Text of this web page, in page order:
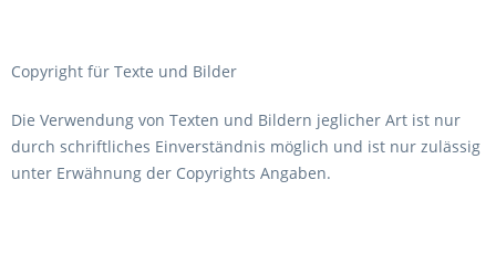
Copyright für Texte und Bilder
Die Verwendung von Texten und Bildern jeglicher Art ist nur
durch schriftliches Einverständnis möglich und ist nur zulässig
unter Erwähnung der Copyrights Angaben.